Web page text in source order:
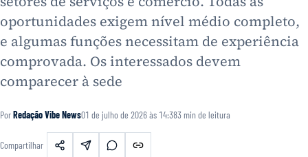
oportunidades exigem nível médio completo,
e algumas funções necessitam de experiência
comprovada. Os interessados devem
comparecer à sede
PorRedação Vibe News01 de julho de 2026 às 14:383 min de leitura
Compartilhar